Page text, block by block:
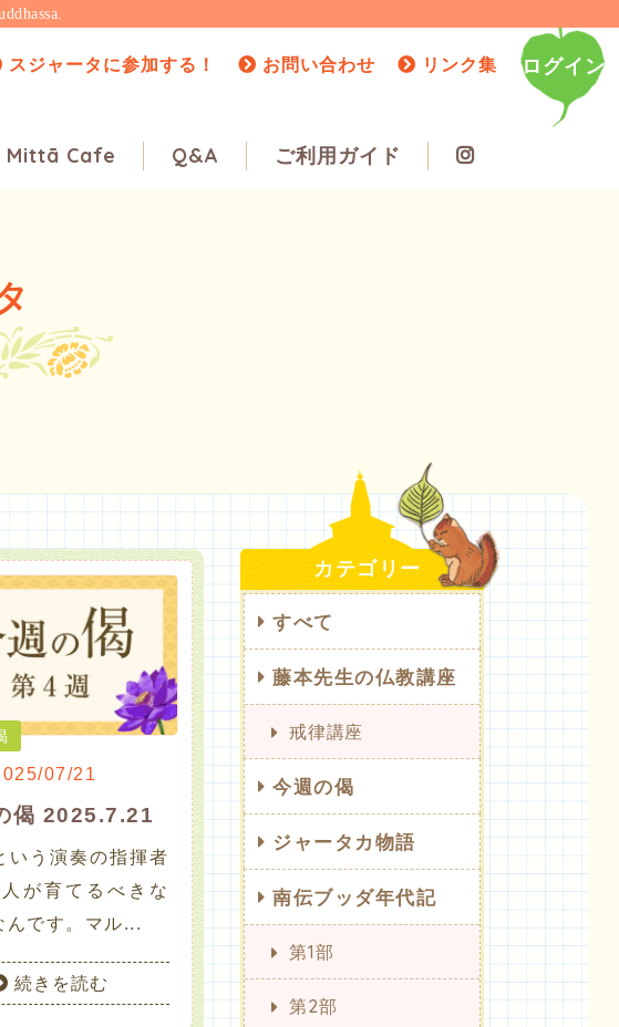
スジャータに参加する！ お問い合わせ リンク集 ログイン
Mittā Cafe Q&A ご利用ガイド
07/21
偈 2025.7.21
いう演奏の指揮者
が育てるべきな
んです。マル...
続きを読む
カテゴリー
すべて
藤本先生の仏教講座
戒律講座
今週の偈
ジャータカ物語
南伝ブッダ年代記
第1部
第2部